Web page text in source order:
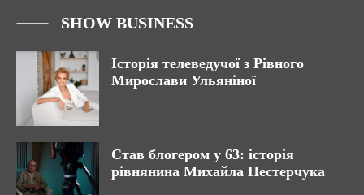
SHOW BUSINESS
Історія телеведучої з Рівного
Мирослави Ульяніної
Став блогером у 63: історія
рівнянина Михайла Нестерчука